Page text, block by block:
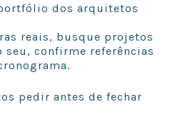
dos arquitetos
reais, busque projetos
seu, confirme referências
pedir antes de fechar